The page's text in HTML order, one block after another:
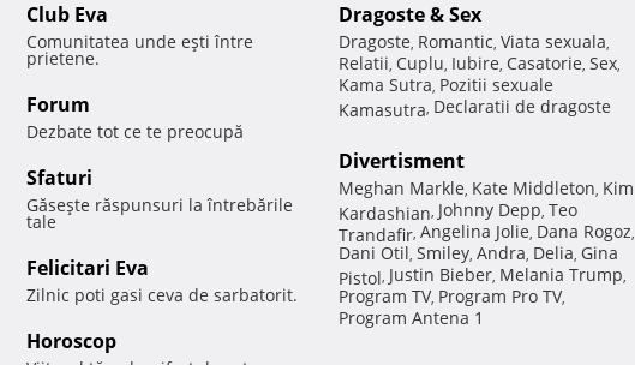
Club Eva
Comunitatea unde eşti între
prietene.
Forum
Dezbate tot ce te preocupă
Sfaturi
Găseşte răspunsuri la întrebările
tale
Felicitari Eva
Zilnic poti gasi ceva de sarbatorit.
Horoscop
Dragoste & Sex
Dragoste, Romantic, Viata sexuala,
Relatii, Cuplu, Iubire, Casatorie, Sex,
Kama Sutra, Pozitii sexuale
Kamasutra, Declaratii de dragoste
Divertisment
Meghan Markle, Kate Middleton, Kim
Kardashian, Johnny Depp, Teo
Trandafir, Angelina Jolie, Dana Rogoz,
Dani Otil, Smiley, Andra, Delia, Gina
Pistol, Justin Bieber, Melania Trump,
Program TV, Program Pro TV,
Program Antena 1